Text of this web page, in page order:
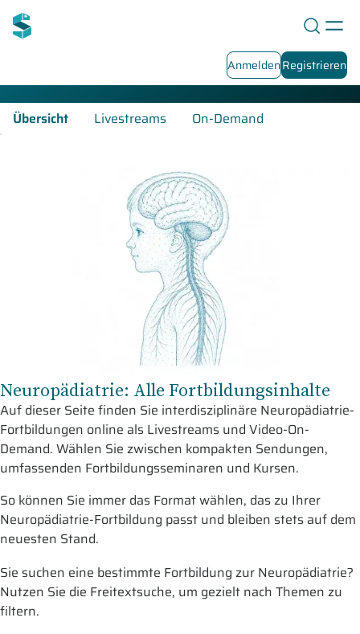
AnmeldenRegistrieren
Neuropädiatrie-Fortbildungen
Übersicht Livestreams On-Demand
Neuropädiatrie: Alle Fortbildungsinhalte
Auf dieser Seite finden Sie interdisziplinäre Neuropädiatrie-
Fortbildungen online als Livestreams und Video-On-
Demand. Wählen Sie zwischen kompakten Sendungen,
umfassenden Fortbildungsseminaren und Kursen.
So können Sie immer das Format wählen, das zu Ihrer
Neuropädiatrie-Fortbildung passt und bleiben stets auf dem
neuesten Stand.
Sie suchen eine bestimmte Fortbildung zur Neuropädiatrie?
Nutzen Sie die Freitextsuche, um gezielt nach Themen zu
filtern.